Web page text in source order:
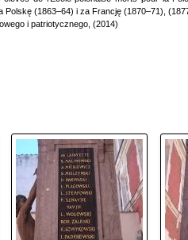
(1863–64) i za Francję (1870–71),
i patriotycznego, (2014)